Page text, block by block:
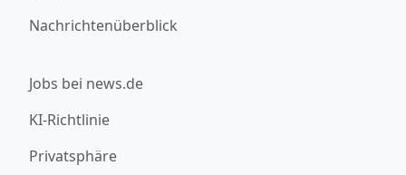
Nachrichtenüberblick
Jobs bei news.de
KI-Richtlinie
Privatsphäre